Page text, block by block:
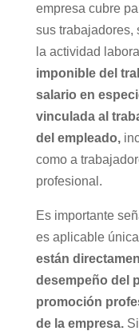
empresa cubre
sus trabajadores,
la actividad laboral
imponible del
salario en
vinculada al
del empleado,
como a
profesional.
Es importante
es aplicable
están
desempeño del
promoción
de la empresa.Si